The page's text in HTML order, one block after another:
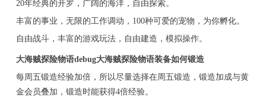
20年经典的开罗，广阔的海洋，自由探索。
丰富的事业，无限的工作调动，100种可爱的宠物，为你孵化。
自由战斗，丰富的游戏玩法，自由建造，模拟操作。
大海贼探险物语debug大海贼探险物语装备如何锻造
每周五锻造经验加倍，所以尽量选择在周五锻造，锻造加成与黄
金会员叠加，锻造时能获得4倍经验。